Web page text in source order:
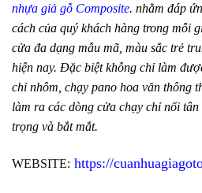
nhựa giả gỗ Composite. nhằm đáp
cách của quý khách hàng trong mỗi
cửa đa dạng mẫu mã, màu sắc trẻ
hiện nay. Đặc biệt không chỉ làm
chỉ nhôm, chạy pano hoa văn thông
làm ra các dòng cửa chạy chỉ nổi
trọng và bắt mắt.
WEBSITE: https://